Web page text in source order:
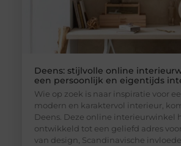
Deens: stijlvolle online
een persoonlijk en eigentijds
Wie op zoek is naar inspiratie voor
modern en karaktervol interieur,
Deens. Deze online interieurwinkel
ontwikkeld tot een geliefd adres
van design, Scandinavische